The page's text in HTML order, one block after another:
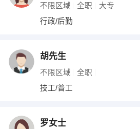
不限区域 全职 大专
行政/后勤
胡先生
不限区域 全职
技工/普工
罗女士